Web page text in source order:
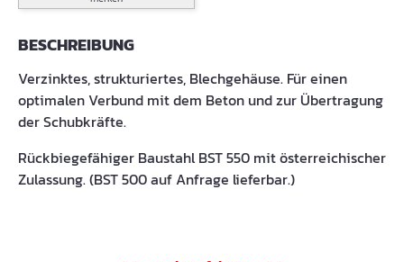
BESCHREIBUNG
Verzinktes, strukturiertes, Blechgehäuse. Für einen
optimalen Verbund mit dem Beton und zur Übertragung
der Schubkräfte.
Rückbiegefähiger Baustahl BST 550 mit österreichischer
Zulassung. (BST 500 auf Anfrage lieferbar.)